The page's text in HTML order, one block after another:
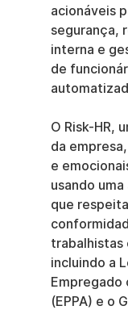
acionáveis
segurança,
interna e
de
O Risk-HR,
da
e
usando
que
trabalhistas
incluindo a
Empregado
(EPPA) e o